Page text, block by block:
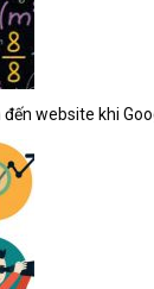
đến website khi